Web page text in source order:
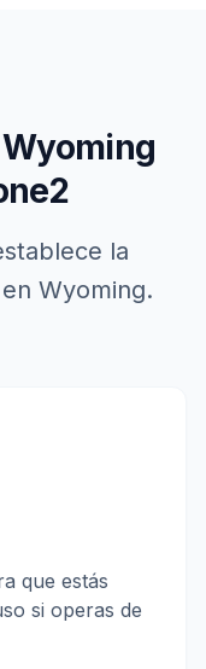
Wyoming
la
Wyoming.
que estás
si operas de